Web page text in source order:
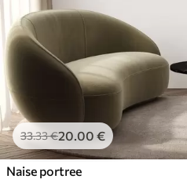
33.33€20.00 €
Naise portree